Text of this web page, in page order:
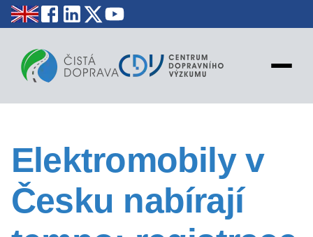
STATISTIKY
EDUKACE
MAPY
PROJEKTY
KONTAKT
Elektromobily v
Česku nabírají